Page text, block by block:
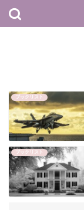
ブックリスト
ブックリスト